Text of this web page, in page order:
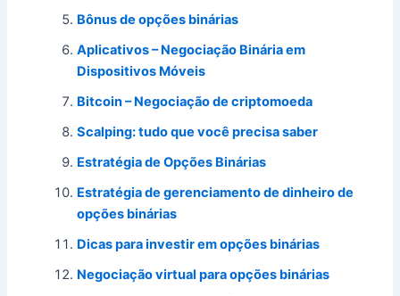
Bônus de opções binárias
Aplicativos – Negociação Binária em
Dispositivos Móveis
Bitcoin – Negociação de criptomoeda
Scalping: tudo que você precisa saber
Estratégia de Opções Binárias
Estratégia de gerenciamento de dinheiro de
opções binárias
Dicas para investir em opções binárias
Negociação virtual para opções binárias